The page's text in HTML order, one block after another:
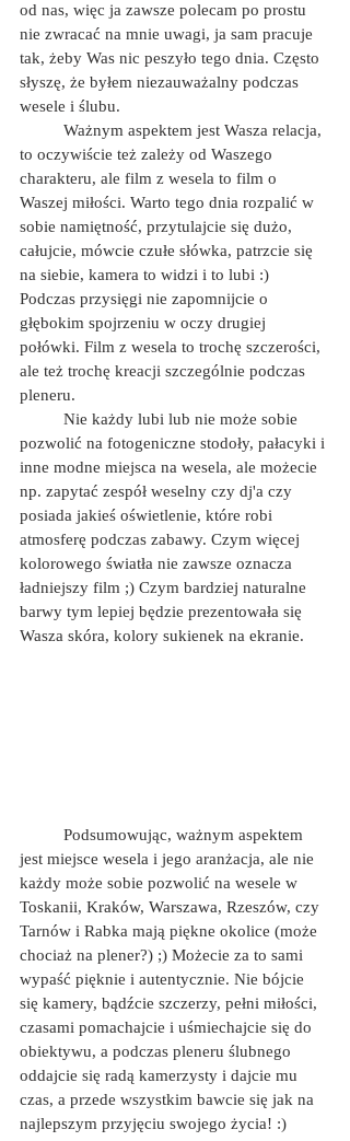
od nas, więc ja zawsze polecam po prostu
nie zwracać na mnie uwagi, ja sam pracuje
tak, żeby Was nic peszyło tego dnia. Często
słyszę, że byłem niezauważalny podczas
wesele i ślubu.
to oczywiście też zależy od Waszego
charakteru, ale film z wesela to film o
Waszej miłości. Warto tego dnia rozpalić w
sobie namiętność, przytulajcie się dużo,
całujcie, mówcie czułe słówka, patrzcie się
na siebie, kamera to widzi i to lubi :)
Podczas przysięgi nie zapomnijcie o
głębokim spojrzeniu w oczy drugiej
połówki. Film z wesela to trochę szczerości,
ale też trochę kreacji szczególnie podczas
pleneru.
pozwolić na fotogeniczne stodoły, pałacyki i
inne modne miejsca na wesela, ale możecie
np. zapytać zespół weselny czy dj'a czy
posiada jakieś oświetlenie, które robi
atmosferę podczas zabawy. Czym więcej
kolorowego światła nie zawsze oznacza
ładniejszy film ;) Czym bardziej naturalne
barwy tym lepiej będzie prezentowała się
Wasza skóra, kolory sukienek na ekranie.
jest miejsce wesela i jego aranżacja, ale nie
każdy może sobie pozwolić na wesele w
Toskanii, Kraków, Warszawa, Rzeszów, czy
Tarnów i Rabka mają piękne okolice (może
chociaż na plener?) ;) Możecie za to sami
wypaść pięknie i autentycznie. Nie bójcie
się kamery, bądźcie szczerzy, pełni miłości,
czasami pomachajcie i uśmiechajcie się do
obiektywu, a podczas pleneru ślubnego
oddajcie się radą kamerzysty i dajcie mu
czas, a przede wszystkim bawcie się jak na
najlepszym przyjęciu swojego życia! :)